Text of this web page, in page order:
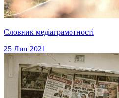
Словник медіаграмотності
25 Лип 2021